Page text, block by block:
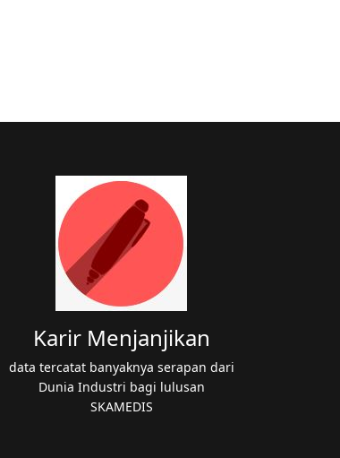
Karir Menjanjikan
data tercatat banyaknya serapan dari
Dunia Industri bagi lulusan
SKAMEDIS